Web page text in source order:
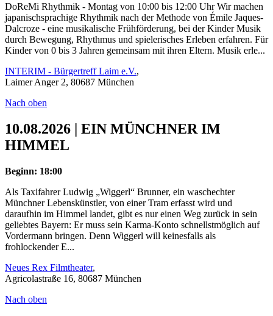
DoReMi Rhythmik - Montag von 10:00 bis 12:00 Uhr Wir machen
japanischsprachige Rhythmik nach der Methode von Émile Jaques-
Dalcroze - eine musikalische Frühförderung, bei der Kinder Musik
durch Bewegung, Rhythmus und spielerisches Erleben erfahren. Für
Kinder von 0 bis 3 Jahren gemeinsam mit ihren Eltern. Musik erle...
INTERIM - Bürgertreff Laim e.V.,
Laimer Anger 2, 80687 München
Nach oben
10.08.2026 | EIN MÜNCHNER IM
HIMMEL
Beginn: 18:00
Als Taxifahrer Ludwig „Wiggerl“ Brunner, ein waschechter
Münchner Lebenskünstler, von einer Tram erfasst wird und
daraufhin im Himmel landet, gibt es nur einen Weg zurück in sein
geliebtes Bayern: Er muss sein Karma-Konto schnellstmöglich auf
Vordermann bringen. Denn Wiggerl will keinesfalls als
frohlockender E...
Neues Rex Filmtheater,
Agricolastraße 16, 80687 München
Nach oben